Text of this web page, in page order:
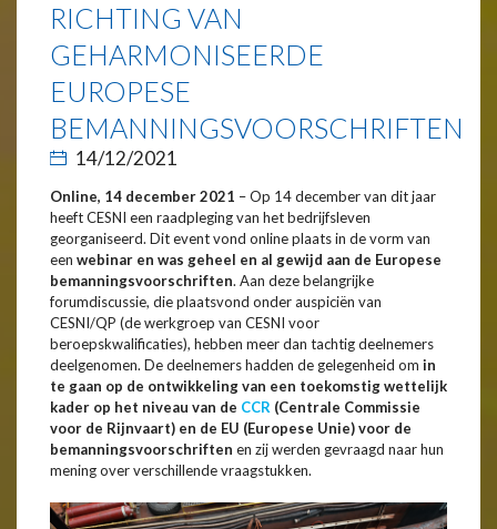
RICHTING VAN
GEHARMONISEERDE
EUROPESE
BEMANNINGSVOORSCHRIFTEN
14/12/2021
Online, 14 december 2021 – Op 14 december van dit jaar
heeft CESNI een raadpleging van het bedrijfsleven
georganiseerd. Dit event vond online plaats in de vorm van
een webinar en was geheel en al gewijd aan de Europese
bemanningsvoorschriften. Aan deze belangrijke
forumdiscussie, die plaatsvond onder auspiciën van
CESNI/QP (de werkgroep van CESNI voor
beroepskwalificaties), hebben meer dan tachtig deelnemers
deelgenomen. De deelnemers hadden de gelegenheid om in
te gaan op de ontwikkeling van een toekomstig wettelijk
kader op het niveau van de CCR (Centrale Commissie
voor de Rijnvaart) en de EU (Europese Unie) voor de
bemanningsvoorschriften en zij werden gevraagd naar hun
mening over verschillende vraagstukken.